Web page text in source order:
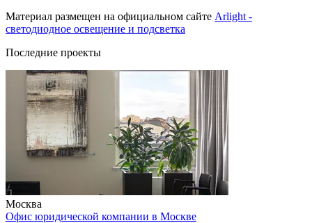
Материал размещен на официальном сайте Arlight -
светодиодное освещение и подсветка
Последние проекты
Москва
Офис юридической компании в Москве